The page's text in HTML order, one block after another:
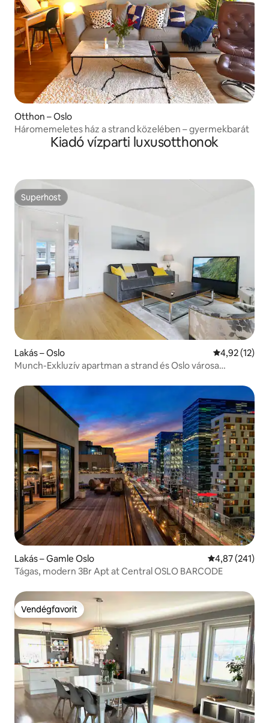
Otthon – Oslo
Háromemeletes ház a strand közelében – gyermekbarát
Kiadó vízparti luxusotthonok
Superhost
Superhost
Lakás – Oslo Átlagos
4,92 (12)
Munch-Exkluzív apartman a strand és Oslo városa
Lakás – Gamle Oslo Átlagos
4,87 (241)
Tágas, modern 3Br Apt at Central OSLO BARCODE
Vendégfavorit
Vendégfavorit